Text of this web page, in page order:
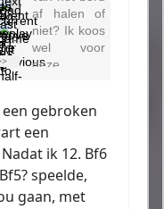
gebroken
een
ik 12. Bf6
speelde,
gaan, met